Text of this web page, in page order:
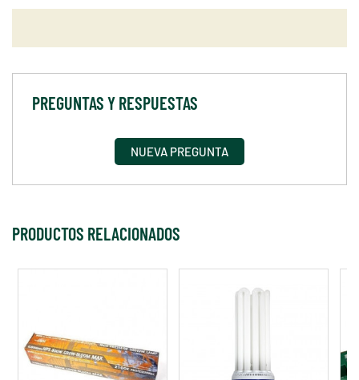
PREGUNTAS Y RESPUESTAS
NUEVA PREGUNTA
PRODUCTOS RELACIONADOS